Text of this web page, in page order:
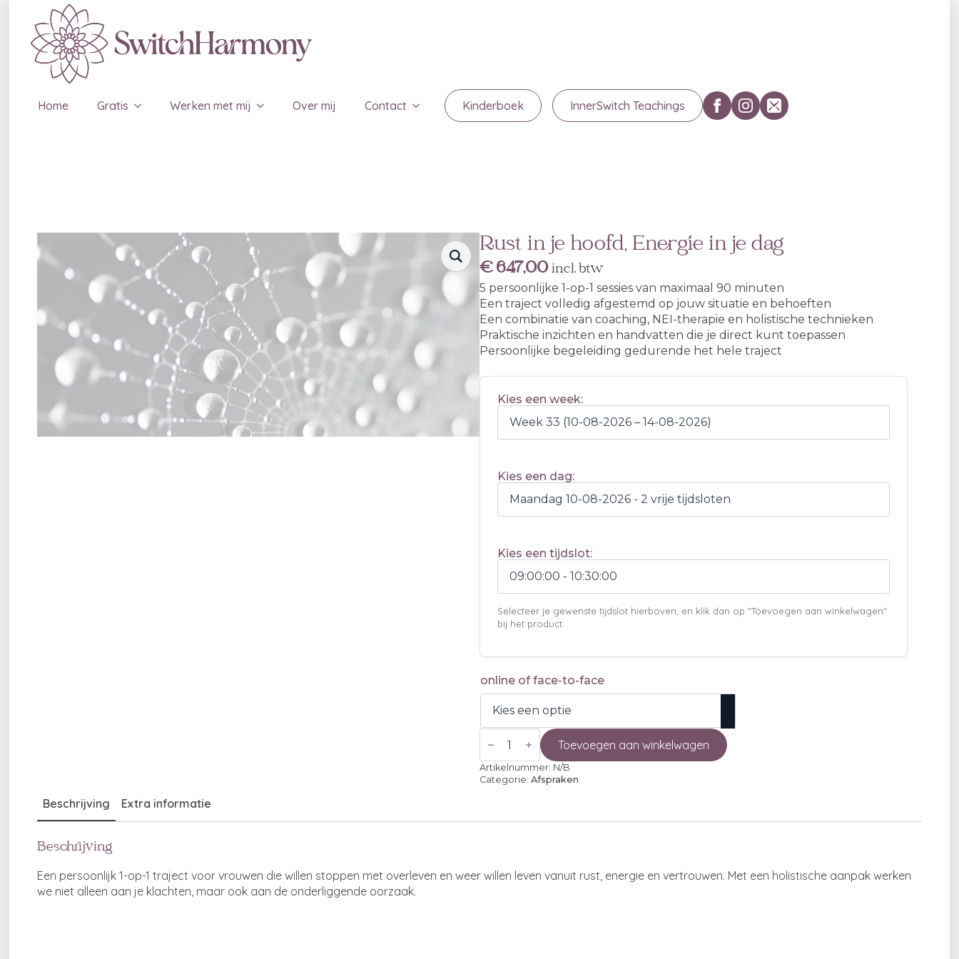
Home Gratis Werken met mij Over mij Contact Kinderboek InnerSwitch Teachings
Rust in je hoofd, Energie in je dag
€647,00 incl. btw
5 persoonlijke 1-op-1 sessies van maximaal 90 minuten
Een traject volledig afgestemd op jouw situatie en behoeften
Een combinatie van coaching, NEI-therapie en holistische technieken
Praktische inzichten en handvatten die je direct kunt toepassen
Persoonlijke begeleiding gedurende het hele traject
Kies een week:
Kies een dag:
Kies een tijdslot:
Selecteer je gewenste tijdslot hierboven, en klik dan op "Toevoegen aan winkelwagen"
bij het product.
online of face-to-face
Rust
in
hoofd,
Energie
aantal
Toevoegen aan winkelwagen
Artikelnummer: N/B
Categorie: Afspraken
Beschrijving Extra informatie
Beschrijving
Een persoonlijk 1-op-1 traject voor vrouwen die willen stoppen met overleven en weer willen leven vanuit rust, energie en vertrouwen. Met een holistische aanpak werken
we niet alleen aan je klachten, maar ook aan de onderliggende oorzaak.